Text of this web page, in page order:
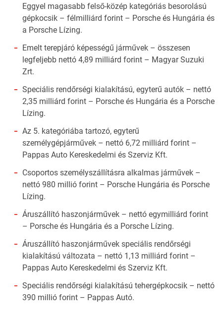
Eggyel magasabb felső-közép kategóriás besorolású
gépkocsik – félmilliárd forint – Porsche és Hungária és
a Porsche Lízing.
Emelt terepjáró képességű járművek – összesen
legfeljebb nettó 4,89 milliárd forint – Magyar Suzuki
Zrt.
Speciális rendőrségi kialakítású, egyterű autók – nettó
2,35 milliárd forint – Porsche és Hungária és a Porsche
Lízing.
Az 5. kategóriába tartozó, egyterű
személygépjárművek – nettó 6,72 milliárd forint –
Pappas Auto Kereskedelmi és Szerviz Kft.
Csoportos személyszállításra alkalmas járművek –
nettó 980 millió forint – Porsche Hungária és Porsche
Lízing.
Áruszállító haszonjárművek – nettó egymilliárd forint
– Porsche és Hungária és a Porsche Lízing.
Áruszállító haszonjárművek speciális rendőrségi
kialakítású változata – nettó 1,13 milliárd forint –
Pappas Auto Kereskedelmi és Szerviz Kft.
Speciális rendőrségi kialakítású tehergépkocsik – nettó
390 millió forint – Pappas Autó.